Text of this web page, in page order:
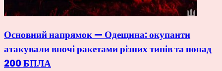
Основний напрямок — Одещина: окупанти
атакували вночі ракетами різних типів та понад
200 БПЛА